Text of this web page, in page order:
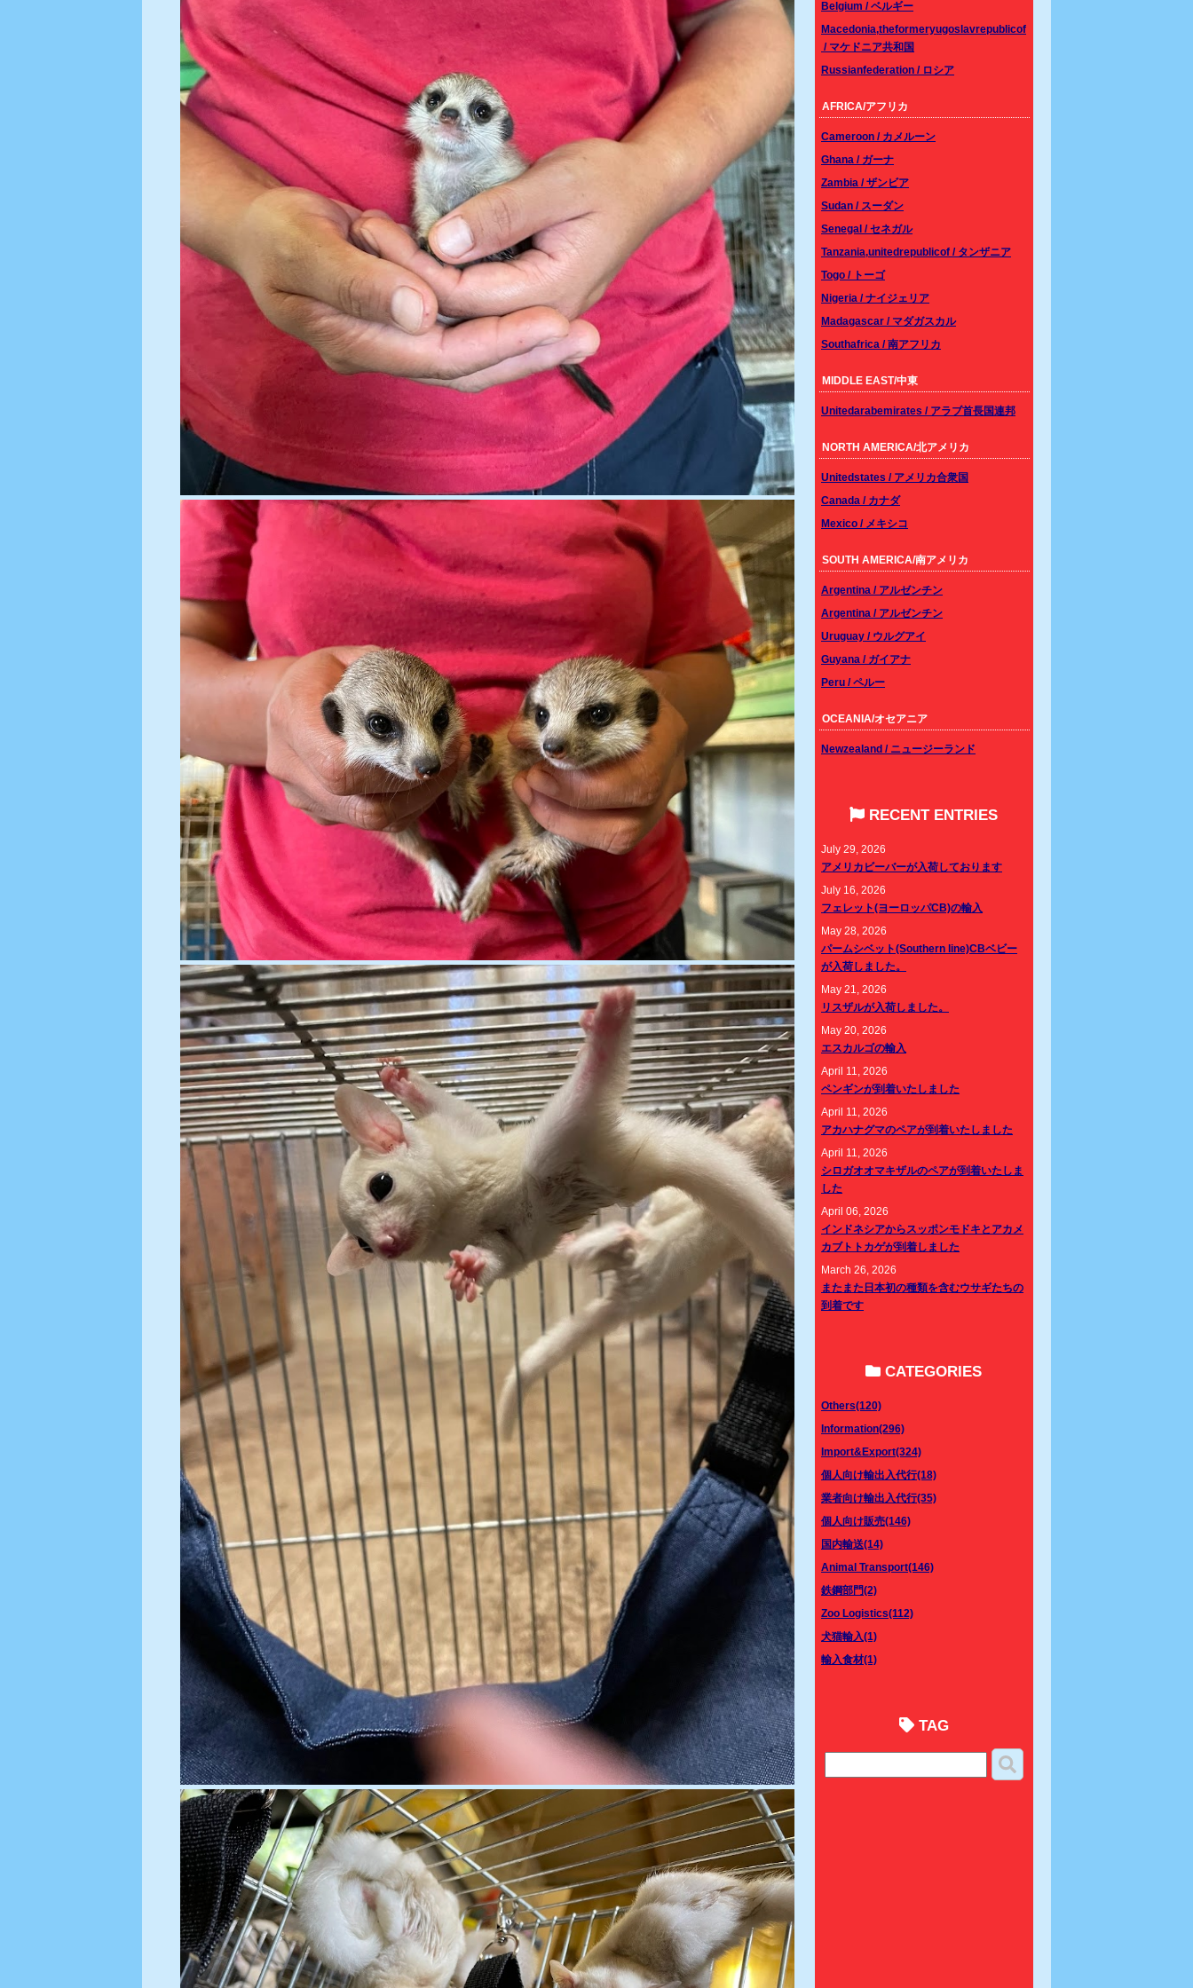
Belgium / ベルギー
Macedonia,theformeryugoslavrepublicof
/ マケドニア共和国
Russianfederation / ロシア
AFRICA/アフリカ
Cameroon / カメルーン
Ghana / ガーナ
Zambia / ザンビア
Sudan / スーダン
Senegal / セネガル
Tanzania,unitedrepublicof / タンザニア
Togo / トーゴ
Nigeria / ナイジェリア
Madagascar / マダガスカル
Southafrica / 南アフリカ
MIDDLE EAST/中東
Unitedarabemirates / アラブ首長国連邦
NORTH AMERICA/北アメリカ
Unitedstates / アメリカ合衆国
Canada / カナダ
Mexico / メキシコ
SOUTH AMERICA/南アメリカ
Argentina / アルゼンチン
Argentina / アルゼンチン
Uruguay / ウルグアイ
Guyana / ガイアナ
Peru / ペルー
OCEANIA/オセアニア
Newzealand / ニュージーランド
RECENT ENTRIES
July 29, 2026
アメリカビーバーが入荷しております
July 16, 2026
フェレット(ヨーロッパCB)の輸入
May 28, 2026
パームシベット(Southern line)CBベビー
が入荷しました。
May 21, 2026
リスザルが入荷しました。
May 20, 2026
エスカルゴの輸入
April 11, 2026
ペンギンが到着いたしました
April 11, 2026
アカハナグマのペアが到着いたしました
April 11, 2026
シロガオオマキザルのペアが到着いたしま
した
April 06, 2026
インドネシアからスッポンモドキとアカメ
カブトトカゲが到着しました
March 26, 2026
またまた日本初の種類を含むウサギたちの
到着です
CATEGORIES
Others(120)
Information(296)
Import&Export(324)
個人向け輸出入代行(18)
業者向け輸出入代行(35)
個人向け販売(146)
国内輸送(14)
Animal Transport(146)
鉄鋼部門(2)
Zoo Logistics(112)
犬猫輸入(1)
輸入食材(1)
TAG